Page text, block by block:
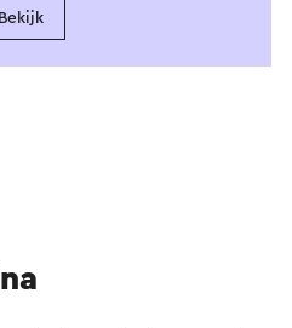
Bekijk